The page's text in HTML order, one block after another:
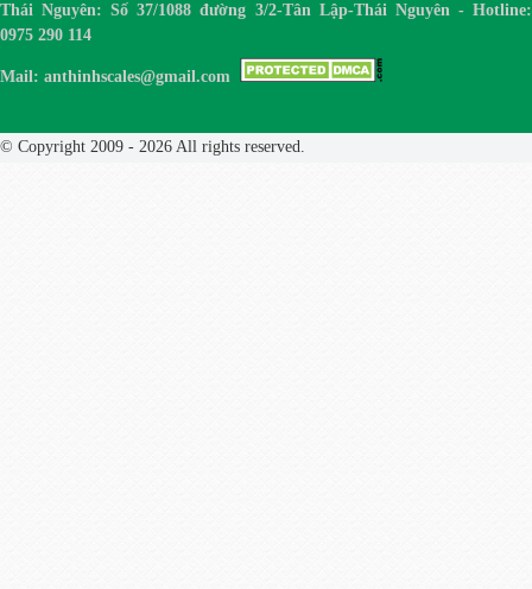
Thái Nguyên: Số 37/1088 đường 3/2-Tân Lập-Thái Nguyên - Hotline:
0975 290 114
Mail: anthinhscales@gmail.com
© Copyright 2009 - 2026 All rights reserved.